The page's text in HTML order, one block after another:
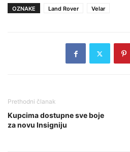
OZNAKE Land Rover Velar
Prethodni članak
Kupcima dostupne sve boje
za novu Insigniju